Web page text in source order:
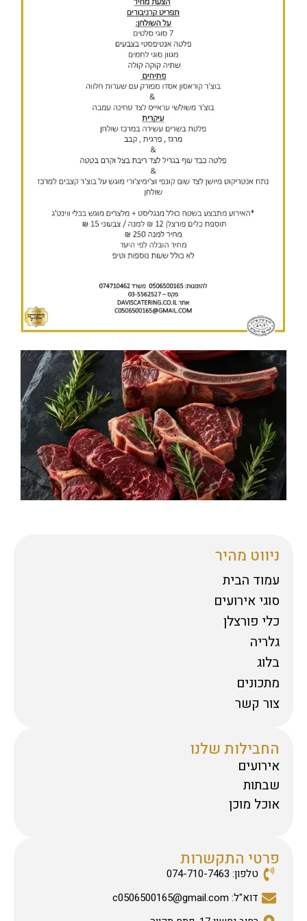
ניווט מהיר
עמוד הבית
סוגי אירועים
כלי פורצלן
גלריה
בלוג
מתכונים
צור קשר
החבילות שלנו
אירועים
שבתות
אוכל מוכן
פרטי התקשרות
טלפון: 074-710-7463
דוא"ל: c0506500165@gmail.com